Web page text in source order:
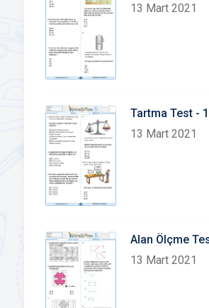
13 Mart 2021
Tartma Test - 1
13 Mart 2021
Alan Ölçme
13 Mart 2021